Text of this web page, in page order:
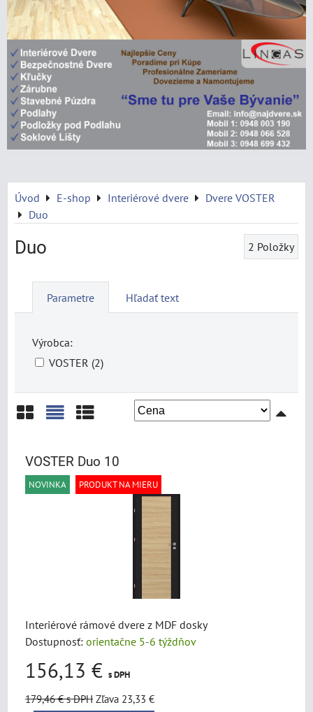
Úvod E-shop Interiérové dvere
Dvere VOSTER
Duo
Duo 2 Položky
Parametre Hľadať text
Výrobca:
VOSTER (2)
VOSTER Duo 10
NOVINKA PRODUKT NA MIERU
Interiérové rámové dvere z MDF dosky
Dostupnosť: orientačne 5-6 týždňov
156,13 € s DPH
179,46 €s DPH Zľava 23,33 €